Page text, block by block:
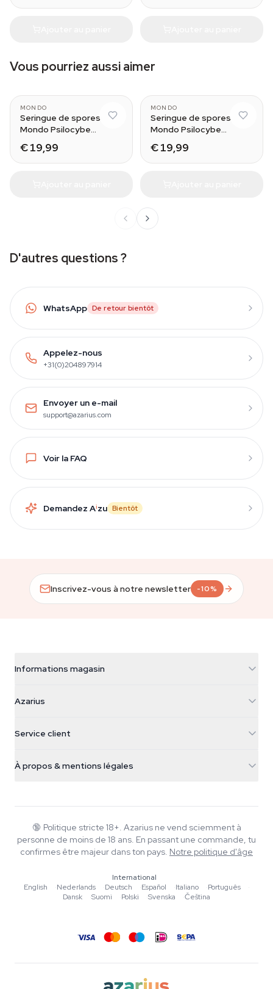
Vous pourriez aussi aimer
MONDO
Seringue de spores
Mondo Psilocybe
€ 19,99
MONDO
Seringue de spores
Mondo Psilocybe
Coast
€ 19,99
D'autres questions ?
WhatsApp De retour bientôt
Appelez-nous
+31(0)204897914
Envoyer un e-mail
support@azarius.com
Voir la FAQ
Demandez Aizu Bientôt
Inscrivez-vous à notre newsletter -10%
Informations magasin
Galvaniweg 11
Nederland
+31(0)204897914
Azarius
Smokeshop
Service client
Politique de retour
Politique de confidentialité
À propos & mentions légales
Wiki
Musique
Normes éditoriales
Outils & Calculateurs
🔞 Politique stricte 18+. Azarius ne vend sciemment à
personne de moins de 18 ans. En passant une commande, tu
confirmes être majeur dans ton pays. Notre politique d'âge
International
English
·Nederlands ·Deutsch ·Español ·Italiano ·Português
·
Dansk
·Suomi ·Polski ·Svenska ·Čeština